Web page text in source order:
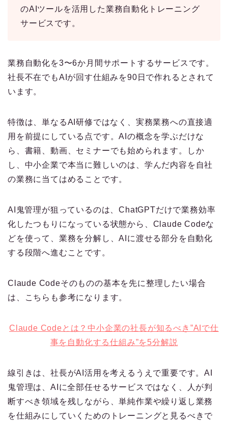
のAIツールを活用した業務自動化トレーニング
サービスです。
業務自動化を3〜6か月間サポートするサービスです。
社長不在でもAIが回す仕組みを90日で作れるとされて
います。
特徴は、単なるAI研修ではなく、実務業務への直接適
用を前提にしている点です。AIの概念を学ぶだけな
ら、書籍、動画、セミナーでも始められます。しか
し、中小企業で本当に難しいのは、学んだ内容を自社
の業務に当てはめることです。
AI鬼管理が狙っているのは、ChatGPTだけで業務効率
化したつもりになっている状態から、Claude Codeな
どを使って、業務を分解し、AIに渡せる部分を自動化
する段階へ進むことです。
Claude Codeそのものの基本を先に整理したい場合
は、こちらも参考になります。
Claude Codeとは？中小企業の社長が知るべき”AIで仕
事を自動化する仕組み”を5分解説
線引きは、社長がAI活用を考えるうえで重要です。AI
鬼管理は、AIに全部任せるサービスではなく、人が判
断すべき領域を残しながら、単純作業や繰り返し業務
を仕組みにしていくためのトレーニングと見るべきで